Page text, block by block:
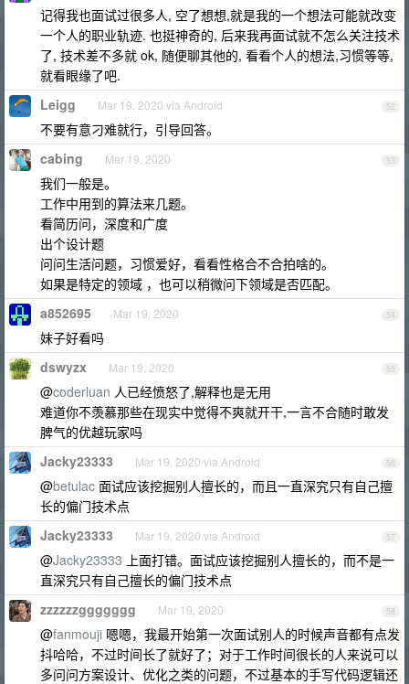
记得我也面试过很多人, 空了想想,就是我的一个想法可能就改变
一个人的职业轨迹. 也挺神奇的, 后来我再面试就不怎么关注技术
了, 技术差不多就 ok, 随便聊其他的, 看看个人的想法,习惯等等,
就看眼缘了吧.
52
Leigg Mar 19, 2020 via Android
不要有意刁难就行，引导回答。
53
cabing Mar 19, 2020
我们一般是。
工作中用到的算法来几题。
看简历问，深度和广度
出个设计题
问问生活问题，习惯爱好，看看性格合不合拍啥的。
如果是特定的领域 ，也可以稍微问下领域是否匹配。
54
a852695 Mar 19, 2020
妹子好看吗
55
dswyzx Mar 19, 2020
@coderluan 人已经愤怒了,解释也是无用
难道你不羡慕那些在现实中觉得不爽就开干,一言不合随时敢发
脾气的优越玩家吗
56
Jacky23333 Mar 19, 2020 via Android
@betulac 面试应该挖掘别人擅长的，而且一直深究只有自己擅
长的偏门技术点
57
Jacky23333 Mar 19, 2020 via Android
@Jacky23333 上面打错。面试应该挖掘别人擅长的，而不是一
直深究只有自己擅长的偏门技术点
58
zzzzzzggggggg Mar 19, 2020
@fanmouji 嗯嗯，我最开始第一次面试别人的时候声音都有点发
抖哈哈，不过时间长了就好了；对于工作时间很长的人来说可以
多问问方案设计、优化之类的问题，不过基本的手写代码逻辑还